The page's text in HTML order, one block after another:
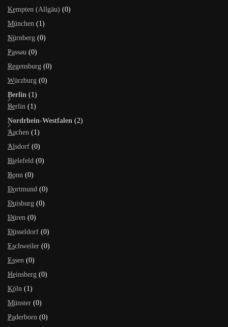
Kempten (Allgäu) (0)
München (1)
Nürnberg (0)
Passau (0)
Regensburg (0)
Würzburg (0)
Berlin (1)
Berlin (1)
Nordrhein-Westfalen (2)
Aachen (1)
Alsdorf (0)
Bielefeld (0)
Bonn (0)
Dortmund (0)
Duisburg (0)
Düren (0)
Düsseldorf (0)
Eschweiler (0)
Essen (0)
Heinsberg (0)
Köln (1)
Münster (0)
Paderborn (0)